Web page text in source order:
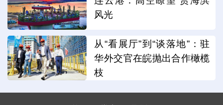
风光
从“看展厅”到“谈落地”：驻
华外交官在皖抛出合作橄榄
枝